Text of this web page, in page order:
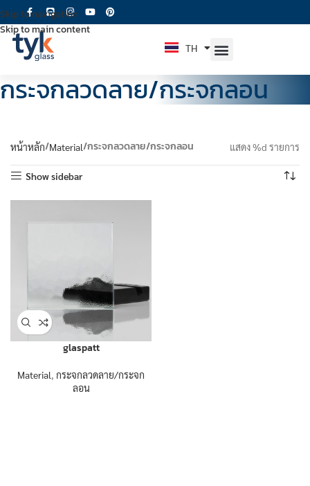
Skip to navigation
Skip to main content
TH
EN
กระจกลวดลาย/กระจกลอน
หน้าหลัก Material กระจกลวดลาย/กระจกลอน แสดง %d รายการ
Show sidebar
glaspatt
Material, กระจกลวดลาย/กระจก
ลอน